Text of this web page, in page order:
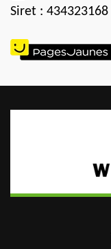
Siret : 434323168